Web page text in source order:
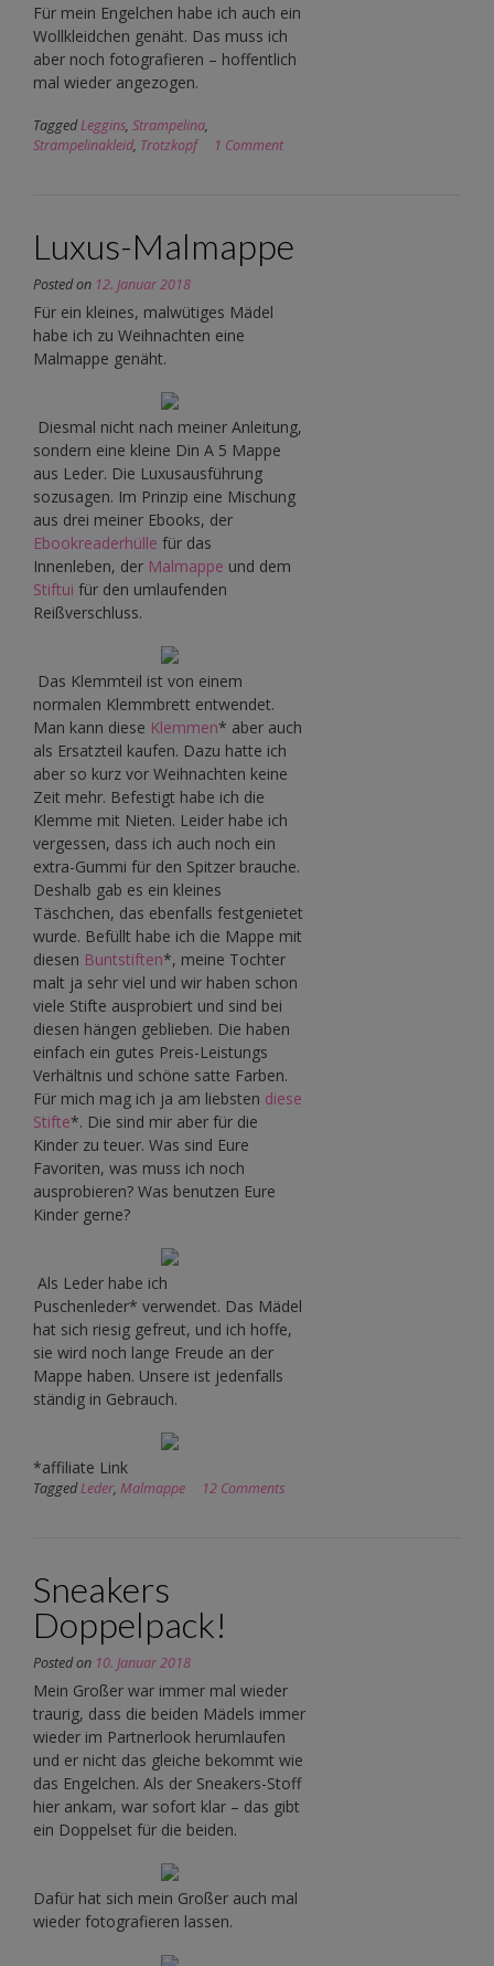
Für mein Engelchen habe ich auch ein
Wollkleidchen genäht. Das muss ich
aber noch fotografieren – hoffentlich
mal wieder angezogen.
TaggedLeggins, Strampelina,
Strampelinakleid, Trotzkopf 1 Comment
Luxus-Malmappe
Posted on 12. Januar 2018
Für ein kleines, malwütiges Mädel
habe ich zu Weihnachten eine
Malmappe genäht.
Diesmal nicht nach meiner Anleitung,
sondern eine kleine Din A 5 Mappe
aus Leder. Die Luxusausführung
sozusagen. Im Prinzip eine Mischung
aus drei meiner Ebooks, der
Ebookreaderhülle für das
Innenleben, der Malmappe und dem
Stiftui für den umlaufenden
Reißverschluss.
Das Klemmteil ist von einem
normalen Klemmbrett entwendet.
Man kann diese Klemmen* aber auch
als Ersatzteil kaufen. Dazu hatte ich
aber so kurz vor Weihnachten keine
Zeit mehr. Befestigt habe ich die
Klemme mit Nieten. Leider habe ich
vergessen, dass ich auch noch ein
extra-Gummi für den Spitzer brauche.
Deshalb gab es ein kleines
Täschchen, das ebenfalls festgenietet
wurde. Befüllt habe ich die Mappe mit
diesen Buntstiften*, meine Tochter
malt ja sehr viel und wir haben schon
viele Stifte ausprobiert und sind bei
diesen hängen geblieben. Die haben
einfach ein gutes Preis-Leistungs
Verhältnis und schöne satte Farben.
Für mich mag ich ja am liebsten diese
Stifte*. Die sind mir aber für die
Kinder zu teuer. Was sind Eure
Favoriten, was muss ich noch
ausprobieren? Was benutzen Eure
Kinder gerne?
Als Leder habe ich
Puschenleder* verwendet. Das Mädel
hat sich riesig gefreut, und ich hoffe,
sie wird noch lange Freude an der
Mappe haben. Unsere ist jedenfalls
ständig in Gebrauch.
*affiliate Link
TaggedLeder, Malmappe 12 Comments
Sneakers
Doppelpack!
Posted on 10. Januar 2018
Mein Großer war immer mal wieder
traurig, dass die beiden Mädels immer
wieder im Partnerlook herumlaufen
und er nicht das gleiche bekommt wie
das Engelchen. Als der Sneakers-Stoff
hier ankam, war sofort klar – das gibt
ein Doppelset für die beiden.
Dafür hat sich mein Großer auch mal
wieder fotografieren lassen.